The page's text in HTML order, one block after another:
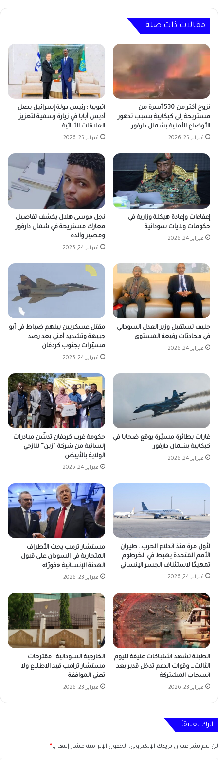
مقالات ذات صلة
نزوح أكثر من 530 أسرة من
مستريحة إلى كبكابية بسبب تدهور
الأوضاع الأمنية بشمال دارفور
فبراير 25, 2026
اثيوبيا : رئيس دولة إسرائيل يصل
أديس أبابا في زيارة رسمية لتعزيز
العلاقات الثنائية.
فبراير 25, 2026
إعفاءات وإعادة هيكلة وزارية في
حكومات ولايات سودانية
فبراير 24, 2026
نجل موسى هلال يكشف تفاصيل
معارك مستريحة في شمال دارفور
ومصير والده
فبراير 24, 2026
جنيف تستقبل وزير العدل السوداني
في محادثات رفيعة المستوى
فبراير 24, 2026
مقتل عسكريين بينهم ضباط في أبو
جبيهة وتشديد أمني بعد رصد
مسيّرات بجنوب كردفان
فبراير 24, 2026
غارات بطائرة مسيّرة يوقع ضحايا في
كبكابية بشمال دارفور
فبراير 24, 2026
حكومة غرب كردفان تدشّن مبادرات
إنسانية من شركة “زين” لنازحي
الولاية بالأبيض
فبراير 24, 2026
لأول مرة منذ اندلاع الحرب.. طيران
الأمم المتحدة يهبط في الخرطوم
تمهيدًا لاستئناف الجسر الإنساني
فبراير 24, 2026
مستشار ترمب يحث الأطراف
المتحاربة في السودان على قبول
الهدنة الإنسانية «فورًا»
فبراير 23, 2026
الطينة تشهد اشتباكات عنيفة لليوم
الثالث… وقوات الدعم تدخل قدير بعد
انسحاب المشتركة
فبراير 23, 2026
الخارجية السودانية : مقترحات
مستشار ترامب قيد الاطلاع ولا
تعني الموافقة
فبراير 23, 2026
اترك تعليقاً
لن يتم نشر عنوان بريدك الإلكتروني. الحقول الإلزامية مشار إليها بـ*